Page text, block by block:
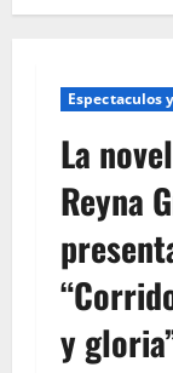
Espectaculos
La
Reyna
y